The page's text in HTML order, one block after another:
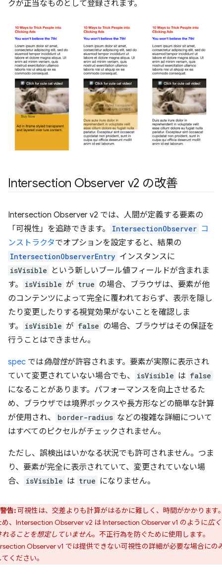
クが正当なものとして登録されます。
Intersection Observer v2 の改善
Intersection Observer v2 では、人間が定義する要素の
「可視性」を追跡できます。
IntersectionObserver コ
ンストラクタでオプションを設定すると、結果の
IntersectionObserverEntry インスタンスに
isVisible
という新しいブール値フィールドが含まれま
す。
isVisible が true の場合、ブラウザは、要素が他
のコンテンツによって完全に覆われておらず、表示を隠し
たり変更したりする視覚効果がないことを確認しま
す。
isVisible が false の場合、ブラウザはその保証を
行うことはできません。
spec では偽陰性が許容されます。要素が実際に表示され
ていて変更されていない場合でも、
isVisible は false
になることがあります。パフォーマンスを向上させるた
め、ブラウザでは境界ボックスや長方形などの簡単な計算
が使用され、
border-radius などの複雑な詳細について
はすべてのピクセルがチェックされません。
ただし、誤検出はいかなる状況でも許可されません。つま
り、要素が完全に表示されていて、変更されていない場
合、
isVisible は true になりません。
警告:可視性は、交差よりも計算がはるかに難しく、時間がかかります
め、Intersection Observer v2 は Intersection Observer v1 のように広
れることを想定していません。不正行為を防ぐために使用します。
Observer v1 では提供できない可視性の詳細が必要な場合にの
ください。